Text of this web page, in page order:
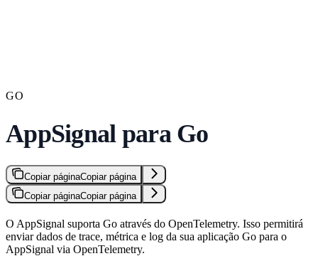
GO
AppSignal para Go
Copiar páginaCopiar página
Copiar páginaCopiar página
O AppSignal suporta Go através do OpenTelemetry. Isso permitirá
enviar dados de trace, métrica e log da sua aplicação Go para o
AppSignal via OpenTelemetry.